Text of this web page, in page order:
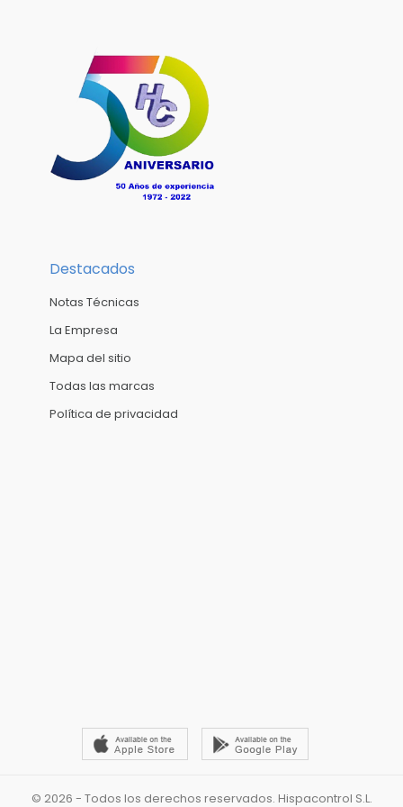
Destacados
Notas Técnicas
La Empresa
Mapa del sitio
Todas las marcas
Política de privacidad
© 2026 - Todos los derechos reservados. Hispacontrol S.L.